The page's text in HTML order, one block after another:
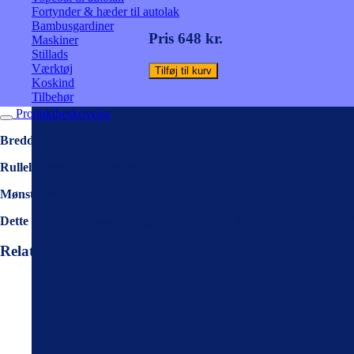
Fortynder & hæder til autolak
Bambusgardiner
Maskiner
Stillads
Værktøj
Koskind
Tilbehør
Grøn
antal
Pris 648 kr.
Tilføj til kurv
Produktbeskrivelse
Bredde: 53 cm.
Rullelængde: 10,05 meter.
Mønsterrapport: 53 cm.
Dette er et non wowen design, dvs. at limen skal påføres direkte
Relaterede varer